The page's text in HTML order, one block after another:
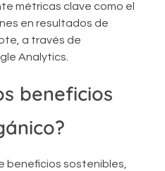
métricas clave como el
en resultados de
a través de
Analytics.
beneficios
beneficios sostenibles,